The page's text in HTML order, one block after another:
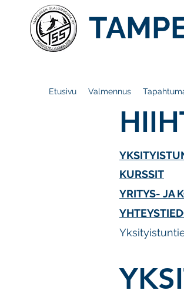
Etusivu Valmennus
KURSSIT
YRITYS- JA